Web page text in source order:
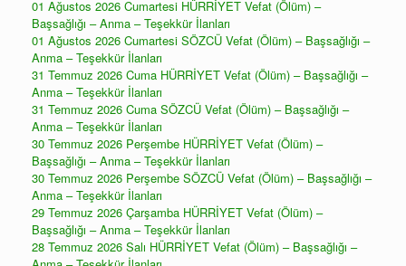
01 Ağustos 2026 Cumartesi HÜRRİYET Vefat (Ölüm) –
Başsağlığı – Anma – Teşekkür İlanları
01 Ağustos 2026 Cumartesi SÖZCÜ Vefat (Ölüm) – Başsağlığı –
Anma – Teşekkür İlanları
31 Temmuz 2026 Cuma HÜRRİYET Vefat (Ölüm) – Başsağlığı –
Anma – Teşekkür İlanları
31 Temmuz 2026 Cuma SÖZCÜ Vefat (Ölüm) – Başsağlığı –
Anma – Teşekkür İlanları
30 Temmuz 2026 Perşembe HÜRRİYET Vefat (Ölüm) –
Başsağlığı – Anma – Teşekkür İlanları
30 Temmuz 2026 Perşembe SÖZCÜ Vefat (Ölüm) – Başsağlığı –
Anma – Teşekkür İlanları
29 Temmuz 2026 Çarşamba HÜRRİYET Vefat (Ölüm) –
Başsağlığı – Anma – Teşekkür İlanları
28 Temmuz 2026 Salı HÜRRİYET Vefat (Ölüm) – Başsağlığı –